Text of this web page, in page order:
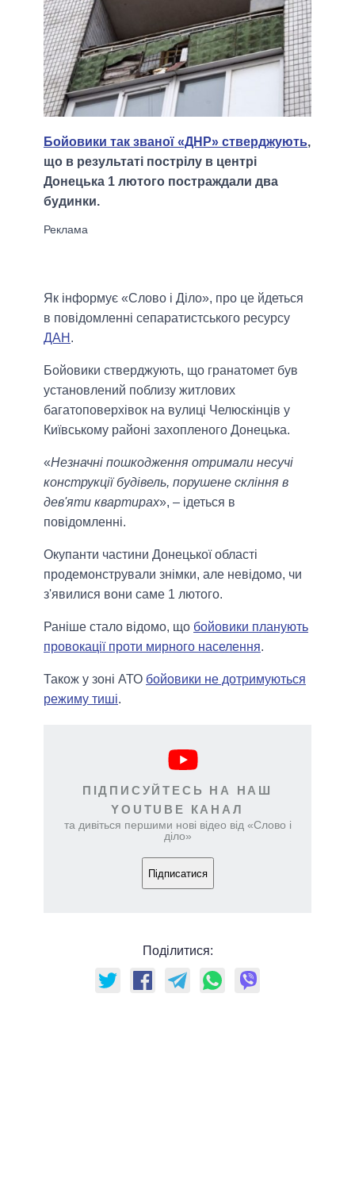
Бойовики так званої «ДНР» стверджують,
що в результаті пострілу в центрі
Донецька 1 лютого постраждали два
будинки.
Як інформує «Слово і Діло», про це йдеться
в повідомленні сепаратистського ресурсу
ДАН .
Бойовики стверджують, що гранатомет був
установлений поблизу житлових
багатоповерхівок на вулиці Челюскінців у
Київському районі захопленого Донецька.
«Незначні пошкодження отримали несучі
конструкції будівель, порушене скління в
дев'яти квартирах», – ідеться в
повідомленні.
Окупанти частини Донецької області
продемонстрували знімки, але невідомо, чи
з'явилися вони саме 1 лютого.
Раніше стало відомо, що бойовики планують
провокації проти мирного населення.
Також у зоні АТО бойовики не дотримуються
режиму тиші.
ПІДПИСУЙТЕСЬ НА НАШ
YOUTUBE КАНАЛ
та дивіться першими нові відео від «Слово і
діло»
Підписатися
Поділитися: